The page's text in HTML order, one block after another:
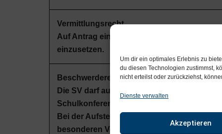
Um dir ein optimales Erlebnis zu
du diesen Technologien zustimmst,
nicht erteilst oder zurückziehst,
Dienste verwalten
Akzeptieren
Vermittlungsrecht
Auf Antrag eines betroffenen Schülers hat
einzusetzen.
Beschwerderecht
Die SV darf außerdem Beschwerden
Schulkonferenz vorbringen.
Bei der Aufstellung und Durchführung der
besonderen Veranstaltungen und in der